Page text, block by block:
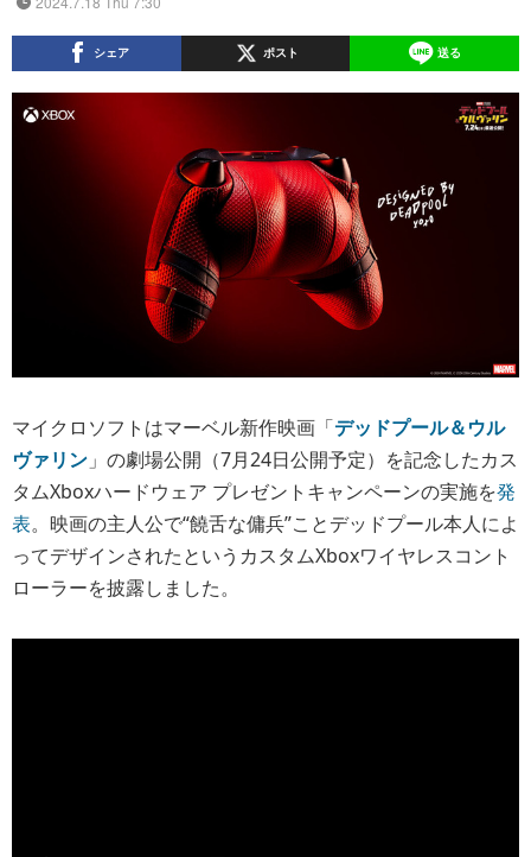
シェア ポスト 送る
マイクロソフトはマーベル新作映画「デッドプール＆ウル
ヴァリン 」の劇場公開（7月24日公開予定）を記念したカス
タムXboxハードウェア プレゼントキャンペーンの実施を発
表。映画の主人公で“饒舌な傭兵”ことデッドプール本人によ
ってデザインされたというカスタムXboxワイヤレスコント
ローラーを披露しました。